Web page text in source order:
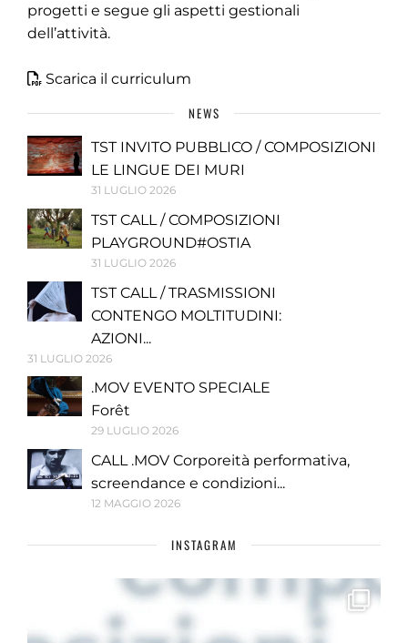
progetti e segue gli aspetti gestionali
dell’attività.
Scarica il curriculum
NEWS
TST INVITO PUBBLICO / COMPOSIZIONI
LE LINGUE DEI MURI
31 LUGLIO 2026
TST CALL / COMPOSIZIONI
PLAYGROUND#OSTIA
31 LUGLIO 2026
TST CALL / TRASMISSIONI
CONTENGO MOLTITUDINI:
AZIONI...
31 LUGLIO 2026
.MOV EVENTO SPECIALE
Forêt
29 LUGLIO 2026
CALL .MOV Corporeità performativa,
screendance e condizioni...
12 MAGGIO 2026
INSTAGRAM